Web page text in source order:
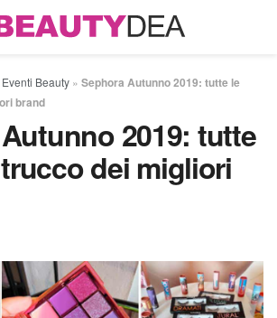
Eventi Beauty » Sephora Autunno 2019: tutte le
brand
2019: tutte
dei migliori